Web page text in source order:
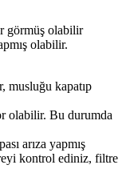
görmüş olabilir
olabilir.
musluğu kapatıp
olabilir. Bu durumda
arıza yapmış
kontrol ediniz, filtre